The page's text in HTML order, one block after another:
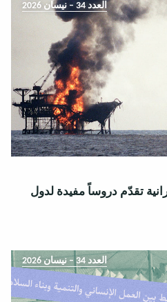
العدد 34 – نيسان 2026
تقدّم دروساً مفيدة لدول
العدد 34 – نيسان 2026